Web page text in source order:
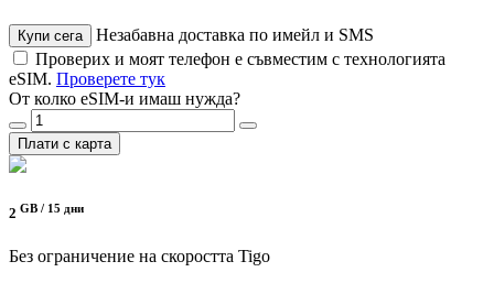
Купи сега
Незабавна доставка по имейл и SMS
Проверих и моят телефон е съвместим с технологията
eSIM. Проверете тук
От колко eSIM-и имаш нужда?
Плати с карта
2 GB / 15 дни
Без ограничение на скоростта Tigo